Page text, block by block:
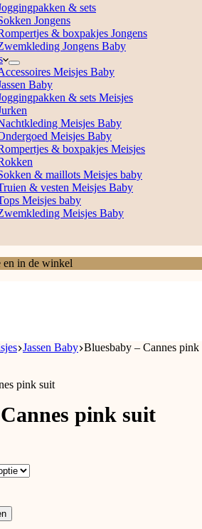
& sets
Jongens
& boxpakjes Jongens
Jongens Baby
Meisjes Baby
Baby
& sets Meisjes
Meisjes Baby
Meisjes Baby
& boxpakjes Meisjes
& maillots Meisjes baby
& vesten Meisjes Baby
Meisjes baby
Meisjes Baby
en in de winkel
Jassen Baby Bluesbaby – Cannes pink
pink suit